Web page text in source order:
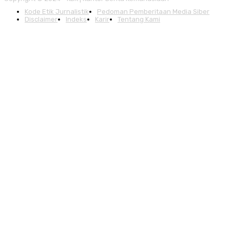
Kode Etik Jurnalistik
Pedoman Pemberitaan Media Siber
Disclaimer
Indeks Karir Tentang Kami